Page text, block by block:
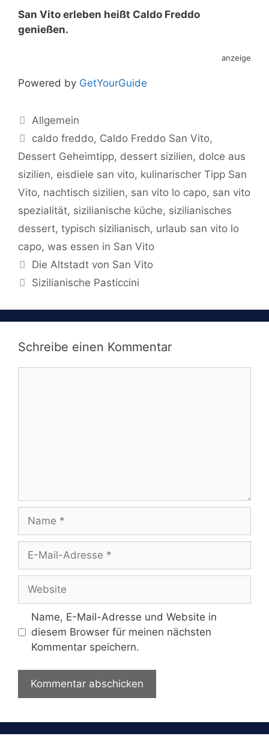
San Vito erleben heißt Caldo Freddo
genießen.
anzeige
Powered by GetYourGuide
Kategorien
Allgemein
Schlagwörter
caldo freddo, Caldo Freddo San Vito,
Dessert Geheimtipp, dessert sizilien, dolce aus
sizilien, eisdiele san vito, kulinarischer Tipp San
Vito, nachtisch sizilien, san vito lo capo, san vito
spezialität, sizilianische küche, sizilianisches
dessert, typisch sizilianisch, urlaub san vito lo
capo, was essen in San Vito
Die Altstadt von San Vito
Sizilianische Pasticcini
Schreibe einen Kommentar
Mail-
Adresse
Name, E-Mail-Adresse und Website in
diesem Browser für meinen nächsten
Kommentar speichern.